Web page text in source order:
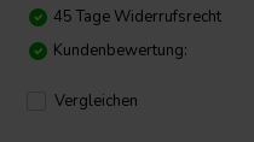
45 Tage Widerrufsrecht
Kundenbewertung:
Vergleichen